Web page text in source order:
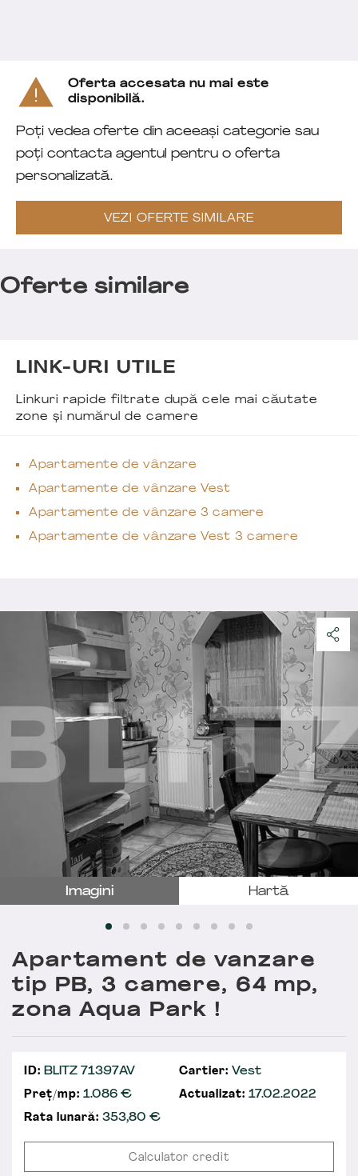
Oferta accesata nu mai este
disponibilă.
Poți vedea oferte din aceeași categorie sau
poți contacta agentul pentru o oferta
personalizată.
VEZI OFERTE SIMILARE
Oferte similare
LINK-URI UTILE
Linkuri rapide filtrate după cele mai căutate
zone și numărul de camere
Apartamente de vânzare
Apartamente de vânzare Vest
Apartamente de vânzare 3 camere
Apartamente de vânzare Vest 3 camere
Imagini Hartă
Apartament de vanzare
tip PB, 3 camere, 64 mp,
zona Aqua Park !
ID: BLITZ 71397AV Cartier: Vest
Preț/mp: 1.086 € Actualizat: 17.02.2022
Rata lunară: 353,80 €
Calculator credit